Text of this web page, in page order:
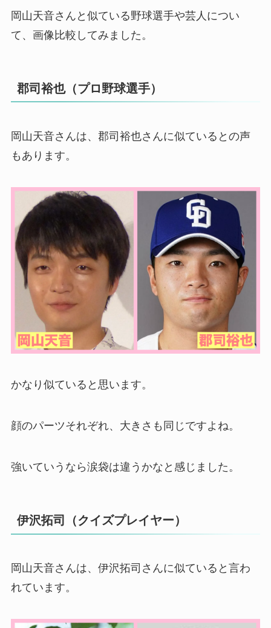
岡山天音さんと似ている野球選手や芸人につい
て、画像比較してみました。
郡司裕也（プロ野球選手）
岡山天音さんは、郡司裕也さんに似ているとの声
もあります。
かなり似ていると思います。
顔のパーツそれぞれ、大きさも同じですよね。
強いていうなら涙袋は違うかなと感じました。
伊沢拓司（クイズプレイヤー）
岡山天音さんは、伊沢拓司さんに似ていると言わ
れています。